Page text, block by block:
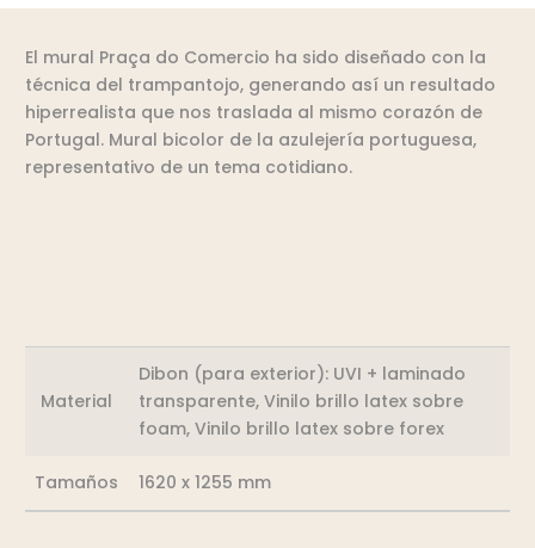
El mural Praça do Comercio ha sido diseñado con la
técnica del trampantojo, generando así un resultado
hiperrealista que nos traslada al mismo corazón de
Portugal. Mural bicolor de la azulejería portuguesa,
representativo de un tema cotidiano.
Material
Dibon (para exterior): UVI + laminado
transparente, Vinilo brillo latex sobre
foam, Vinilo brillo latex sobre forex
Tamaños 1620 x 1255 mm